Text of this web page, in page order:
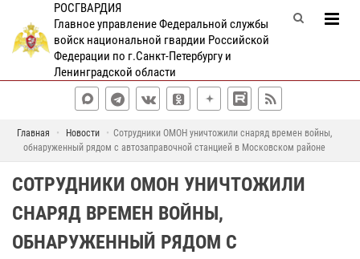
РОСГВАРДИЯ
Главное управление Федеральной службы
войск национальной гвардии Российской
Федерации по г.Санкт-Петербургу и
Ленинградской области
Главная Новости
Сотрудники ОМОН уничтожили снаряд времен войны,
обнаруженный рядом с автозаправочной станцией в Московском районе
СОТРУДНИКИ ОМОН УНИЧТОЖИЛИ
СНАРЯД ВРЕМЕН ВОЙНЫ,
ОБНАРУЖЕННЫЙ РЯДОМ С